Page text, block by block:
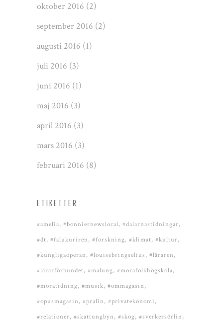
oktober 2016 (2)
september 2016 (2)
augusti 2016 (1)
juli 2016 (3)
juni 2016 (1)
maj 2016 (3)
april 2016 (3)
mars 2016 (3)
februari 2016 (8)
ETIKETTER
#amelia #bonniernewslocal #dalarnastidningar
#dt #falukuriren #forskning #klimat #kultur
#kungligaoperan #louisebringselius #läraren
#lärarförbundet #malung #morafolkhögskola
#moratidning #musik #ommagasin
#opusmagasin #pralin #privatekonomi
#relationer #skattungbyn #skog #sverkersörlin